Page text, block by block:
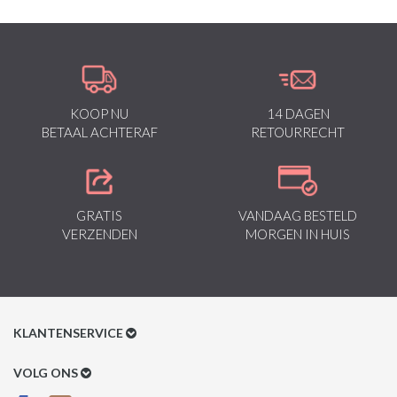
ieder stuk bont zijn eigen unieke uitvoering. Het bont kan dus
weergegeven.
KOOP NU
BETAAL ACHTERAF
14 DAGEN
RETOURRECHT
GRATIS
VERZENDEN
VANDAAG BESTELD
MORGEN IN HUIS
KLANTENSERVICE
Klantenservice
VOLG ONS